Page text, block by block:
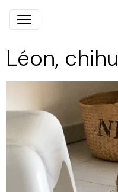
Léon,